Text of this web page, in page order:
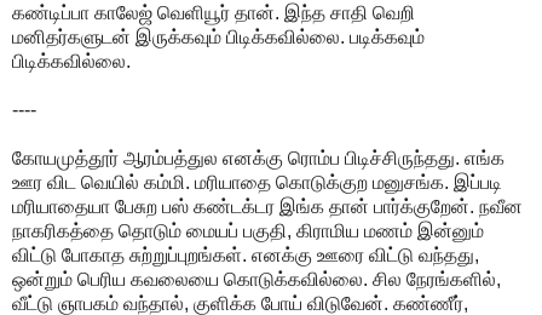
கண்டிப்பா காலேஜ் வெளியூர் தான். இந்த சாதி வெறி
மனிதர்களுடன் இருக்கவும் பிடிக்கவில்லை. படிக்கவும்
பிடிக்கவில்லை.
----
கோயமுத்தூர் ஆரம்பத்துல எனக்கு ரொம்ப பிடிச்சிருந்தது. எங்க
ஊர விட வெயில் கம்மி. மரியாதை கொடுக்குற மனுசங்க. இப்படி
மரியாதையா பேசுற பஸ் கண்டக்டர இங்க தான் பார்க்குறேன். நவீன
நாகரிகத்தை தொடும் மையப் பகுதி, கிராமிய மணம் இன்னும்
விட்டு போகாத சுற்றுப்புறங்கள். எனக்கு ஊரை விட்டு வந்தது,
ஒன்றும் பெரிய கவலையை கொடுக்கவில்லை. சில நேரங்களில்,
வீட்டு ஞாபகம் வந்தால், குளிக்க போய் விடுவேன். கண்ணீர்,